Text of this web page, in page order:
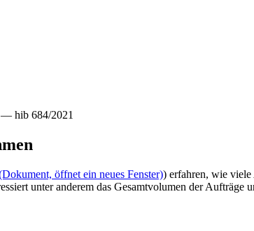
hib 684/2021
öffnet ein neues Fenster)) erfahren, wie viele
unter anderem das Gesamtvolumen der Aufträge